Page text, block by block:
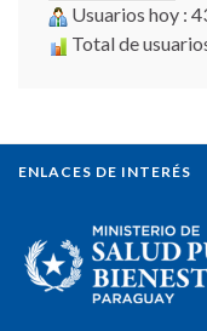
Usuarios hoy :
Total de
ENLACES DE INTERÉS